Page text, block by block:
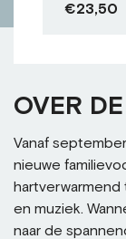
€23,50
OVER
Vanaf
nieuwe
hartverwarmend
en muziek.
naar de